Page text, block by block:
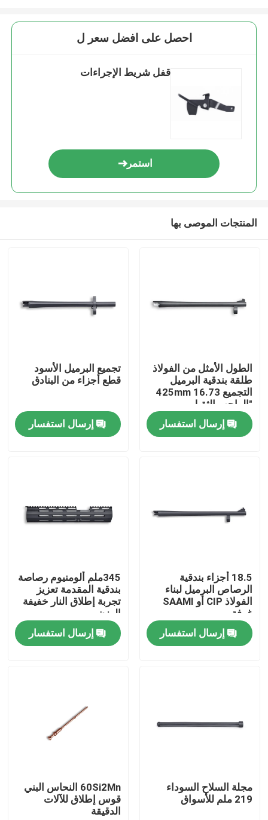
المنتجات
جولة في المصنع
مراقبة الجودة
احصل على افضل سعر ل
قفل شريط الإجراءات
استمر
المنتجات الموصى بها
الطول الأمثل من الفولاذ
طلقة بندقية البرميل
التجميع 425mm 16.73
"الواجب الثقيل
إرسال استفسار
تجميع البرميل الأسود
قطع أجزاء من البنادق
إرسال استفسار
18.5 أجزاء بندقية
الرصاص البرميل لبناء
الفولاذ CIP أو SAAMI
غرفة
إرسال استفسار
345ملم ألومنيوم رصاصة
بندقية المقدمة تعزيز
تجربة إطلاق النار خفيفة
الوزن
إرسال استفسار
مجلة السلاح السوداء
219 ملم للأسواق
60Si2Mn النحاس البني
قوس إطلاق للآلات
الدقيقة